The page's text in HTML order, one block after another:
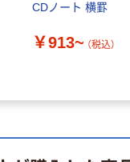
CDノート 横罫
￥913~ （税込）